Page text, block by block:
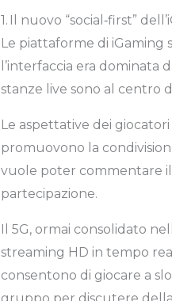
1. Il nuovo “social‑first”
Le piattaforme di iGaming
l’interfaccia era dominata
stanze live sono al centro
Le aspettative dei
promuovono la
vuole poter commentare
partecipazione.
Il 5G, ormai consolidato
streaming HD in tempo
consentono di giocare a